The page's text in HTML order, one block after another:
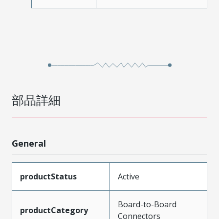
部品詳細
General
productStatus Active
productCategory
Board-to-Board
Connectors